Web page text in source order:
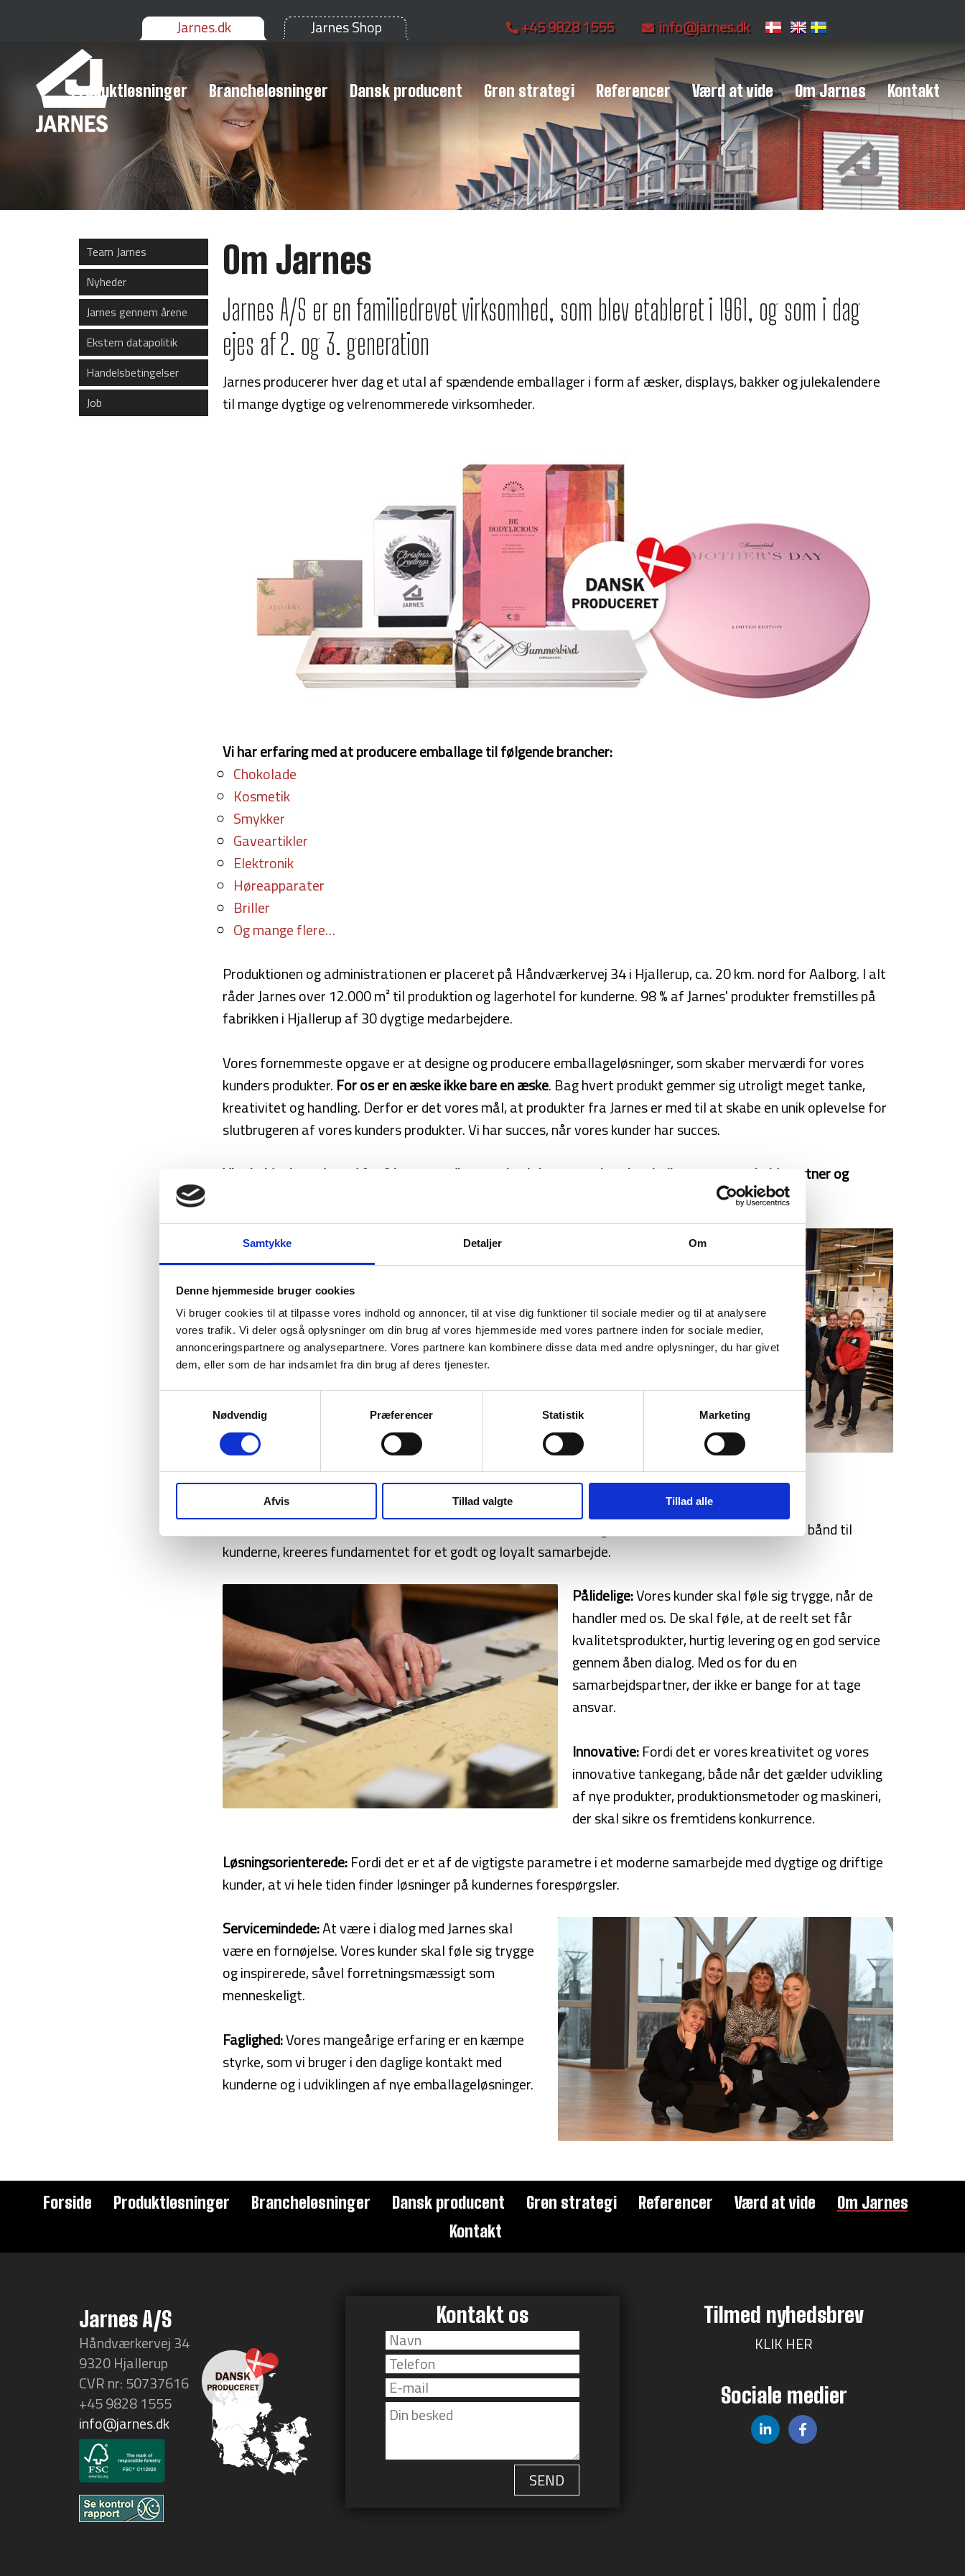
Samtykke Detaljer Om
Denne hjemmeside bruger cookies
Vi bruger cookies til at tilpasse vores indhold og annoncer, til at vise dig funktioner til sociale medier og til at analysere
vores trafik. Vi deler også oplysninger om din brug af vores hjemmeside med vores partnere inden for sociale medier,
annonceringspartnere og analysepartnere. Vores partnere kan kombinere disse data med andre oplysninger, du har givet
dem, eller som de har indsamlet fra din brug af deres tjenester.
Nødvendig
Præferencer Statistik Marketing
Afvis Tillad valgte Tillad alle
Jarnes.dk Jarnes Shop +45 9828 1555 info@jarnes.dk
Produktløsninger Brancheløsninger Dansk producent Grøn strategi Referencer Værd at vide Om Jarnes Kontakt
Team Jarnes
Nyheder
Jarnes gennem årene
Ekstern datapolitik
Handelsbetingelser
Job
Om Jarnes
Jarnes A/S er en familiedrevet virksomhed, som blev etableret i 1961, og som i dag
ejes af 2. og 3. generation
Jarnes producerer hver dag et utal af spændende emballager i form af æsker, displays, bakker og julekalendere
til mange dygtige og velrenommerede virksomheder.
Vi har erfaring med at producere emballage til følgende brancher:
Chokolade
Kosmetik
Smykker
Gaveartikler
Elektronik
Høreapparater
Briller
Og mange flere…
Produktionen og administrationen er placeret på Håndværkervej 34 i Hjallerup, ca. 20 km. nord for Aalborg. I alt
råder Jarnes over 12.000 m² til produktion og lagerhotel for kunderne. 98 % af Jarnes' produkter fremstilles på
fabrikken i Hjallerup af 30 dygtige medarbejdere.
Vores fornemmeste opgave er at designe og producere emballageløsninger, som skaber merværdi for vores
kunders produkter. For os er en æske ikke bare en æske. Bag hvert produkt gemmer sig utroligt meget tanke,
kreativitet og handling. Derfor er det vores mål, at produkter fra Jarnes er med til at skabe en unik oplevelse for
slutbrugeren af vores kunders produkter. Vi har succes, når vores kunder har succes.
Vi arbejder hver dag ud fra 8 kerneværdier, som beskriver vores karakteristika som samarbejdspartner og
Passion:Det er vores passion, der driver værket. Det
er lysten til at tænke nyt og gøre en forskel for vores
kunder. Når vores medarbejdere modtager en gave, er
de mere optaget af indpakningen og emballagen frem
for selve indholdet. Det viser en kæmpe passion for
vores branche og lysten til hele tiden at lade sig
inspirere.
Fleksible:
Vi ønsker altid at imødekomme kundernes
ønsker og behov, hvad enten det gælder løsninger til
produkter, leveringstider eller nye ideer, kunden måtte
have.
Gennem vores kundeorienterede fokus og vores evne til at skabe et stærkt bånd til
kunderne, kreeres fundamentet for et godt og loyalt samarbejde.
Pålidelige:Vores kunder skal føle sig trygge, når de
handler med os. De skal føle, at de reelt set får
kvalitetsprodukter, hurtig levering og en god service
gennem åben dialog. Med os for du en
samarbejdspartner, der ikke er bange for at tage
ansvar.
Innovative:Fordi det er vores kreativitet og vores
innovative tankegang, både når det gælder udvikling
af nye produkter, produktionsmetoder og maskineri,
der skal sikre os fremtidens konkurrence.
Løsningsorienterede:Fordi det er et af de vigtigste parametre i et moderne samarbejde med dygtige og driftige
kunder, at vi hele tiden finder løsninger på kundernes forespørgsler.
Servicemindede:At være i dialog med Jarnes skal
være en fornøjelse. Vores kunder skal føle sig trygge
og inspirerede, såvel forretningsmæssigt som
menneskeligt.
Faglighed:Vores mangeårige erfaring er en kæmpe
styrke, som vi bruger i den daglige kontakt med
kunderne og i udviklingen af nye emballageløsninger.
Forside Produktløsninger Brancheløsninger Dansk producent Grøn strategi Referencer Værd at vide
Om Jarnes
Kontakt
Jarnes A/S
Håndværkervej 34
9320 Hjallerup
CVR nr: 50737616
+45 9828 1555
info@jarnes.dk
Kontakt os Tilmed nyhedsbrev
KLIK HER
Sociale medier